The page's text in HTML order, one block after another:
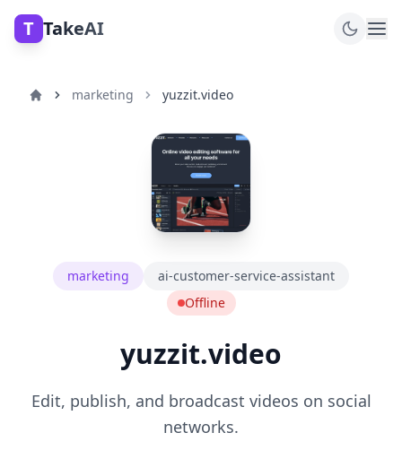
T TakeAI
marketing yuzzit.video
marketing
ai-customer-service-assistant
Offline
yuzzit.video
Edit, publish, and broadcast videos on social
networks.